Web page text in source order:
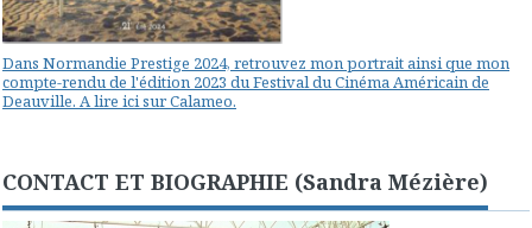
Dans Normandie Prestige 2024, retrouvez mon portrait ainsi que mon
compte-rendu de l'édition 2023 du Festival du Cinéma Américain de
Deauville. A lire ici sur Calameo.
CONTACT ET BIOGRAPHIE (Sandra Mézière)